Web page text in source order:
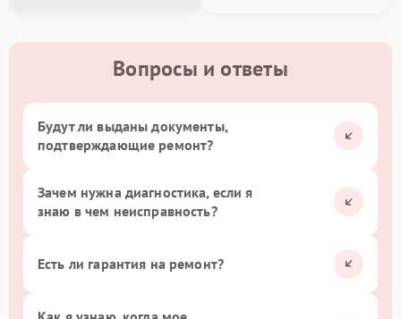
Вопросы и ответы
Будут ли выданы документы,
подтверждающие ремонт?
Зачем нужна диагностика, если я
знаю в чем неисправность?
Есть ли гарантия на ремонт?